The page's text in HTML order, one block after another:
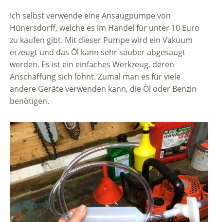
Ich selbst verwende eine Ansaugpumpe von
Hünersdorff, welche es im Handel für unter 10 Euro
zu kaufen gibt. Mit dieser Pumpe wird ein Vakuum
erzeugt und das Öl kann sehr sauber abgesaugt
werden. Es ist ein einfaches Werkzeug, deren
Anschaffung sich lohnt. Zumal man es für viele
andere Geräte verwenden kann, die Öl oder Benzin
benötigen.